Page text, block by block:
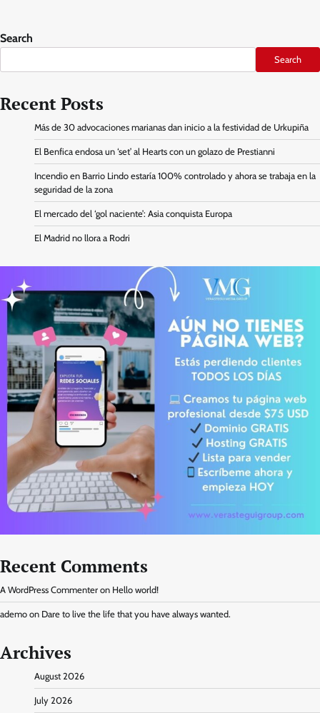
Search
Search
Recent Posts
Más de 30 advocaciones marianas dan inicio a la festividad de Urkupiña
El Benfica endosa un ‘set’ al Hearts con un golazo de Prestianni
Incendio en Barrio Lindo estaría 100% controlado y ahora se trabaja en la
seguridad de la zona
El mercado del ‘gol naciente’: Asia conquista Europa
El Madrid no llora a Rodri
Recent Comments
A WordPress Commenter on Hello world!
ademo on Dare to live the life that you have always wanted.
Archives
August 2026
July 2026